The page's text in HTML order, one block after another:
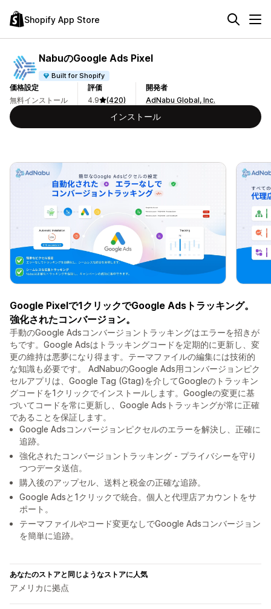
Shopify App Store
NabuのGoogle Ads Pixel
Built for Shopify
価格設定
無料インストール
評価
4.9
(420)
開発者
AdNabu Global, Inc.
インストール
Google Pixelで1クリックでGoogle Adsトラッキング。
強化されたコンバージョン。
手動のGoogle Adsコンバージョントラッキングはエラーを招きが
ちです。Google Adsはトラッキングコードを定期的に更新し、変
更の維持は悪夢になり得ます。テーマファイルの編集には技術的
な知識も必要です。 AdNabuのGoogle Ads用コンバージョンピク
セルアプリは、Google Tag (Gtag)を介してGoogleのトラッキン
グコードを1クリックでインストールします。Googleの変更に基
づいてコードを常に更新し、Google Adsトラッキングが常に正確
であることを保証します。
Google Adsコンバージョンピクセルのエラーを解決し、正確に
追跡。
強化されたコンバージョントラッキング - プライバシーを守り
つつデータ送信。
購入後のアップセル、送料と税金の正確な追跡。
Google Adsと1クリックで統合。個人と代理店アカウントをサ
ポート。
テーマファイルやコード変更なしでGoogle Adsコンバージョン
を簡単に追跡。
あなたのストアと同じようなストアに人気
アメリカに拠点